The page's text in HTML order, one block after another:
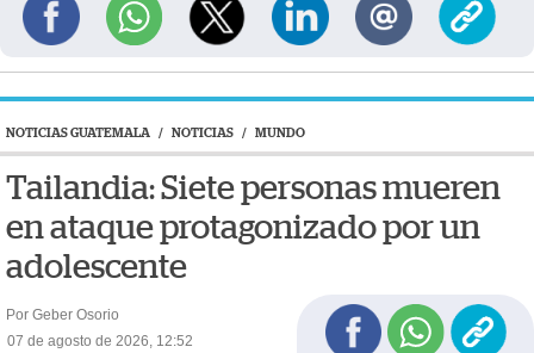
NOTICIAS GUATEMALA / NOTICIAS / MUNDO
Tailandia: Siete personas mueren
en ataque protagonizado por un
adolescente
Por Geber Osorio
07 de agosto de 2026, 12:52